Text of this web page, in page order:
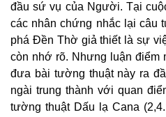
đầu sứ vụ của Người. Tại
các nhân chứng nhắc lại câu
phá Đền Thờ giả thiết là sự
còn nhớ rõ. Nhưng luận điểm
đưa bài tường thuật này ra
ngài trung thành với quan
tường thuật Dấu lạ Cana